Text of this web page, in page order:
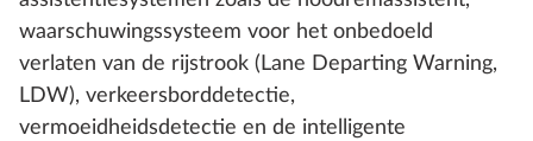
waarschuwingssysteem voor het onbedoeld
verlaten van de rijstrook (Lane Departing Warning,
LDW), verkeersborddetectie,
vermoeidheidsdetectie en de intelligente